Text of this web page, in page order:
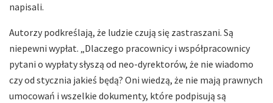
napisali.
Autorzy podkreślają, że ludzie czują się zastraszani. Są
niepewni wypłat. „Dlaczego pracownicy i współpracownicy
pytani o wypłaty słyszą od neo-dyrektorów, że nie wiadomo
czy od stycznia jakieś będą? Oni wiedzą, że nie mają prawnych
umocowań i wszelkie dokumenty, które podpisują są